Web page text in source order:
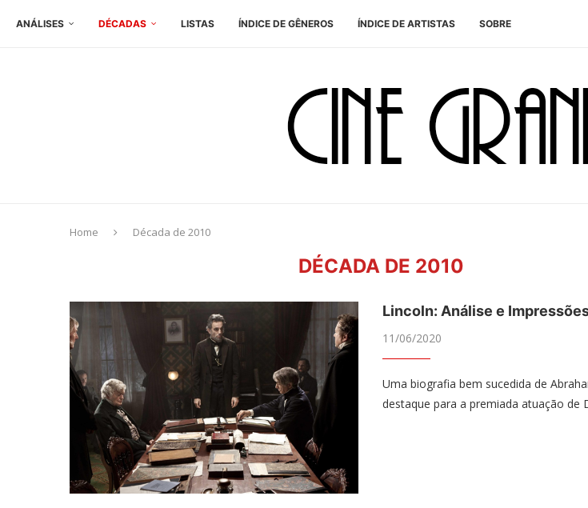
ANÁLISES DÉCADAS LISTAS ÍNDICE DE GÊNEROS ÍNDICE DE ARTISTAS SOBRE
Home Década de 2010
DÉCADA DE 2010
Lincoln: Análise e
11/06/2020
Uma biografia bem sucedida de
destaque para a premiada atuação de